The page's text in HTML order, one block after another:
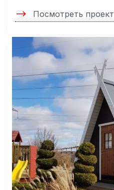
Посмотреть проект